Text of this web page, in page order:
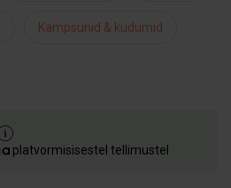
Kampsunid & kudumid
platvormisisestel tellimustel